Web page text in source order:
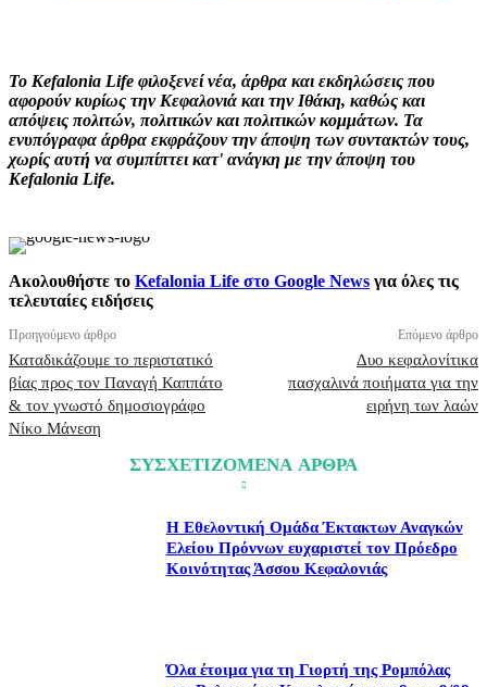
Το Kefalonia Life φιλοξενεί νέα, άρθρα και εκδηλώσεις που
αφορούν κυρίως την Κεφαλονιά και την Ιθάκη, καθώς και
απόψεις πολιτών, πολιτικών και πολιτικών κομμάτων. Τα
ενυπόγραφα άρθρα εκφράζουν την άποψη των συντακτών τους,
χωρίς αυτή να συμπίπτει κατ' ανάγκη με την άποψη του
Kefalonia Life.
Ακολουθήστε το Kefalonia Life στο Google News για όλες τις
τελευταίες ειδήσεις
Προηγούμενο άρθρο
Καταδικάζουμε το περιστατικό
βίας προς τον Παναγή Καππάτο
& τον γνωστό δημοσιογράφο
Νίκο Μάνεση
Επόμενο άρθρο
Δυο κεφαλονίτικα
πασχαλινά ποιήματα για την
ειρήνη των λαών
ΣΥΣΧΕΤΙΖΟΜΕΝΑ ΑΡΘΡΑ
Η Εθελοντική Ομάδα Έκτακτων Αναγκών
Ελείου Πρόννων ευχαριστεί τον Πρόεδρο
Κοινότητας Άσσου Κεφαλονιάς
Όλα έτοιμα για τη Γιορτή της Ρομπόλας